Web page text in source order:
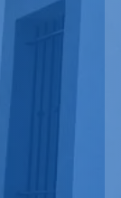
de
nous